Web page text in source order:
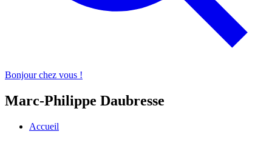
Bonjour chez vous !
Marc-Philippe Daubresse
Accueil